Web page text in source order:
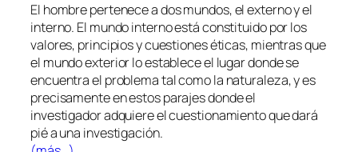
El hombre pertenece a dos mundos, el externo y el
interno. El mundo interno está constituido por los
valores, principios y cuestiones éticas, mientras que
el mundo exterior lo establece el lugar donde se
encuentra el problema tal como la naturaleza, y es
precisamente en estos parajes donde el
investigador adquiere el cuestionamiento que dará
pié a una investigación.